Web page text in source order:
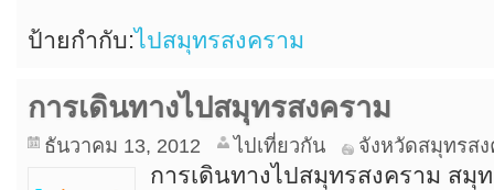
ป้ายกำกับ:ไปสมุทรสงคราม
การเดินทางไปสมุทรสงคราม
ธันวาคม 13, 2012 ไปเที่ยวกัน จังหวัดสมุทรส
การเดินทางไปสมุทรสงคราม สมุ